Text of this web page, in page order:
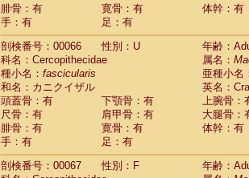
腓骨：有
寛骨：有
体幹：有
手：有
足：有
剖検番号：00066
性別：U
年齢：
科名：Cercopithecidae
属名：
種小名： fascicularis
亜種小名
和名：カニクイザル
英名：
頭蓋骨：有
下顎骨：有
上腕骨：
尺骨：有
肩甲骨：有
大腿骨：
腓骨：有
寛骨：有
体幹：有
手：有
足：有
剖検番号：00067
性別：F
年齢：